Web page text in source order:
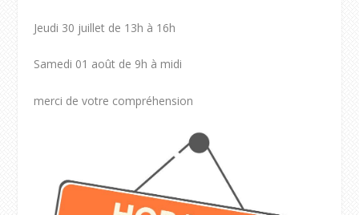
Jeudi 30 juillet de 13h à 16h
Samedi 01 août de 9h à midi
merci de votre compréhension